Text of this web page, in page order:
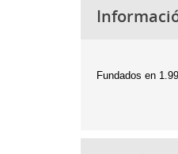
Fundados en